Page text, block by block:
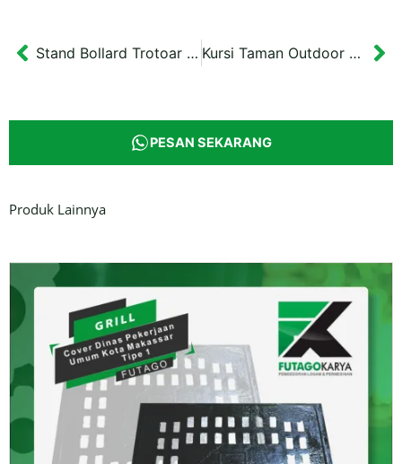
Prev Stand Bollard Trotoar Pembatas Jalan Tanah Laut 70 cm Kursi Taman Outdoor Bintang Pratama Jogja 150×85 cm
PESAN SEKARANG
Produk Lainnya